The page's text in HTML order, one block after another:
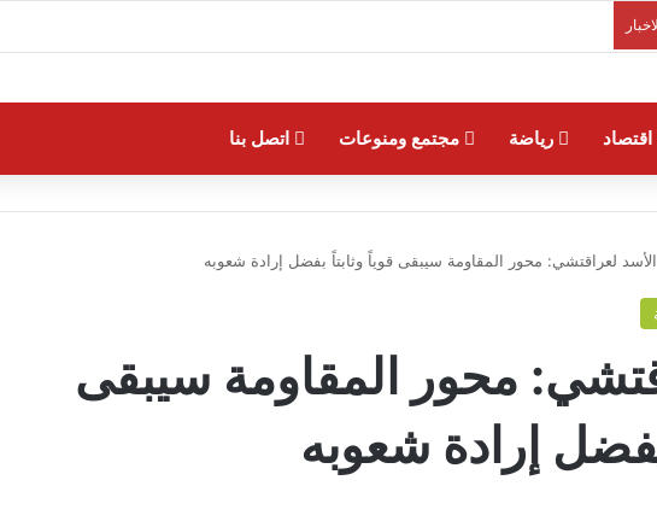
اقتصاد رياضة مجتمع ومنوعات اتصل بنا
الأسد لعراقتشي: محور المقاومة سيبقى قوياً وثابتاً بفضل إرادة شعوبه
محور المقاومة سيبقى
بفضل إرادة شعوبه